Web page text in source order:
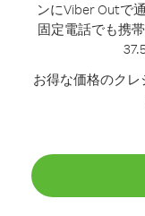
ンにViber Outで
固定電話でも携
お得な価格のク